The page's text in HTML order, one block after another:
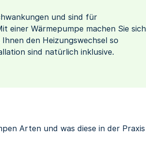
und sind für
einer Wärmepumpe machen Sie sich
den Heizungswechsel so
sind natürlich inklusive.
Arten und was diese in der Praxis